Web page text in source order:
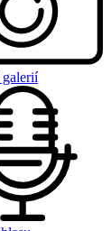
galerií